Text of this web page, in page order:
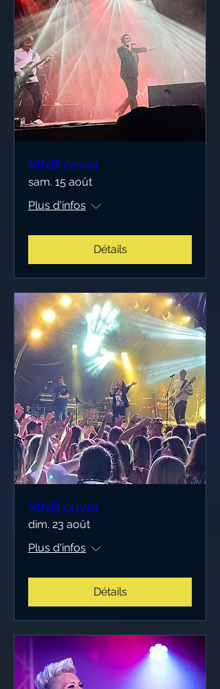
MNB cover
sam. 15 août
Plus d'infos
Détails
MNB cover
dim. 23 août
Plus d'infos
Détails